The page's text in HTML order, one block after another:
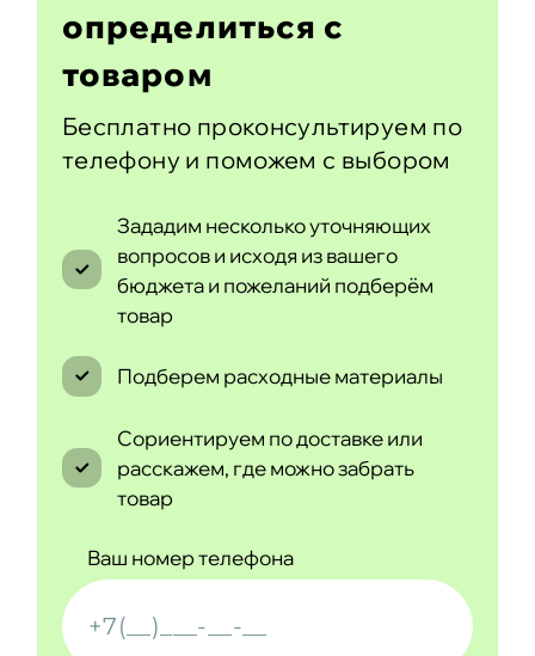
определиться с
товаром
Бесплатно проконсультируем по
телефону и поможем с выбором
Зададим несколько уточняющих
вопросов и исходя из вашего
бюджета и пожеланий подберём
товар
Подберем расходные материалы
Сориентируем по доставке или
расскажем, где можно забрать
товар
Ваш номер телефона